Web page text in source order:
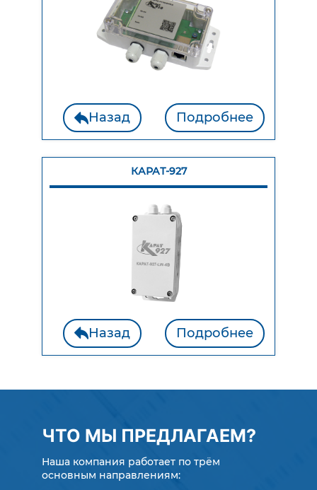
Назад Подробнее
КАРАТ-927
Назад Подробнее
ЧТО МЫ ПРЕДЛАГАЕМ?
Наша компания работает по трём
основным направлениям: